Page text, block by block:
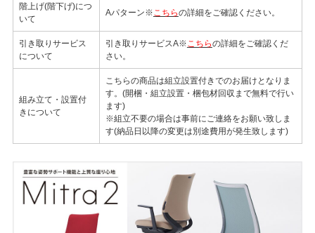
階上げ(階下げ)につ
いて
Aパターン※こちらの詳細をご確認ください。
引き取りサービス
について
引き取りサービスA※こちらの詳細をご確認くだ
さい。
組み立て・設置付
きについて
こちらの商品は組立設置付きでのお届けとなりま
す。(開梱・組立設置・梱包材回収まで無料で行い
ます)
※組立不要の場合は事前にご連絡をお願い致しま
す(納品日以降の変更は別途費用が発生致します)